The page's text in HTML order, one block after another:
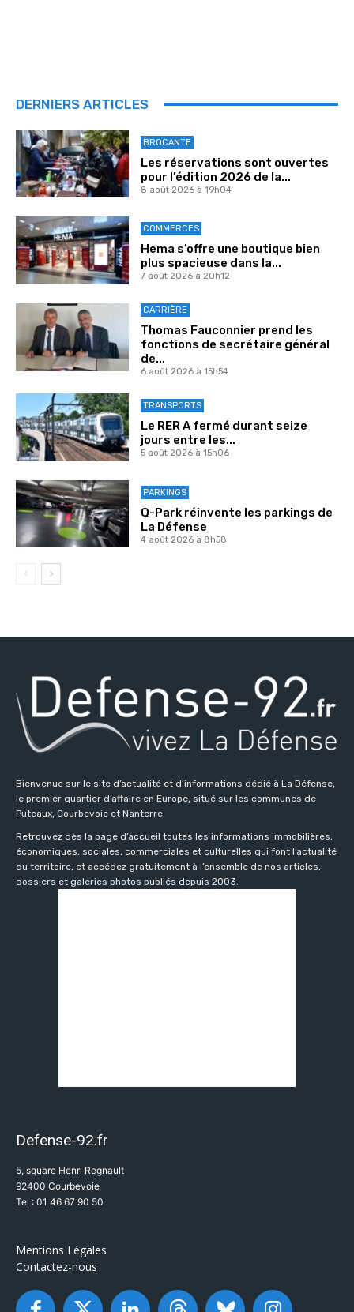
DERNIERS ARTICLES
BROCANTE
Les réservations sont ouvertes
pour l’édition 2026 de la...
8 août 2026 à 19h04
COMMERCES
Hema s’offre une boutique bien
plus spacieuse dans la...
7 août 2026 à 20h12
CARRIÈRE
Thomas Fauconnier prend les
fonctions de secrétaire général
de...
6 août 2026 à 15h54
TRANSPORTS
Le RER A fermé durant seize
jours entre les...
5 août 2026 à 15h06
PARKINGS
Q-Park réinvente les parkings de
La Défense
4 août 2026 à 8h58
Bienvenue sur le site d’actualité et d’informations dédié à La Défense,
le premier quartier d’affaire en Europe, situé sur les communes de
Puteaux, Courbevoie et Nanterre.
Retrouvez dès la page d’accueil toutes les informations immobilières,
économiques, sociales, commerciales et culturelles qui font l’actualité
du territoire, et accédez gratuitement à l’ensemble de nos articles,
dossiers et galeries photos publiés depuis 2003.
Defense-92.fr
5, square Henri Regnault
92400 Courbevoie
Tel : 01 46 67 90 50
Mentions Légales
Contactez-nous